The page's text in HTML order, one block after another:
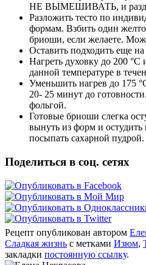
НЕ ВЫМЕШИВАТЬ, и
Разложить тесто по
формам. Взбить один
бриоши, если желаете.
Оставить подходить еще на
Нагреть духовку до 200
данной температуре в
Уменьшить нагрев до 175
20- 25 минут до
фольгой.
Готовые бриоши слегка
вынуть из форм и
посыпать сахарной пудрой.
Поделиться в соц. сетях
Рецепт опубликован автором
Сладкая жизнь с метками Изюм,
закладки постоянную ссылку.